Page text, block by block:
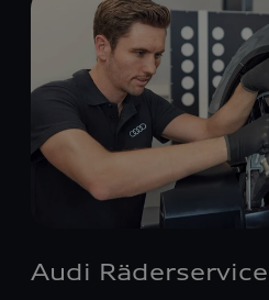
Audi Räderservice